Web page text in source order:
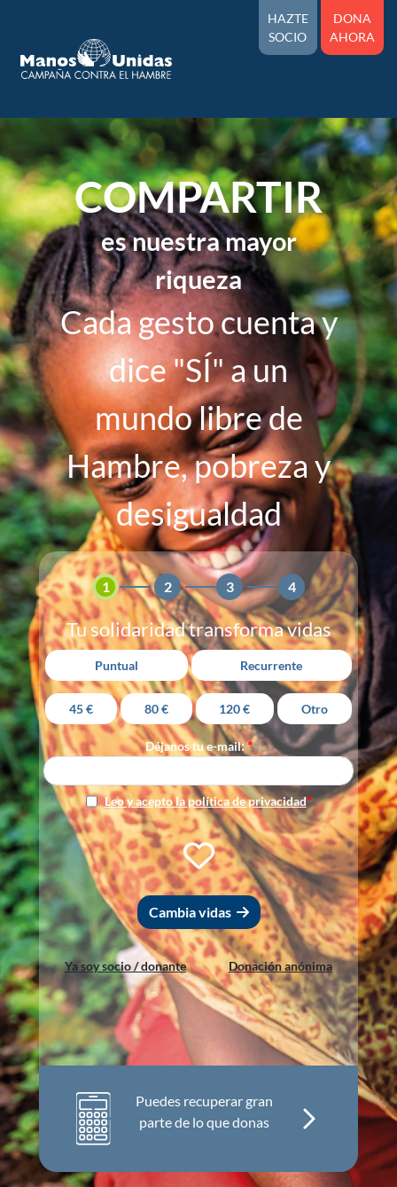
HAZTE
SOCIO
DONA
AHORA
COMPARTIR
es nuestra mayor
riqueza
Cada gesto cuenta y
dice "SÍ" a un
mundo libre de
Hambre, pobreza y
desigualdad
1 2 3 4
Tu solidaridad transforma vidas
Puntual Recurrente
45 € 80 € 120 € Otro
Déjanos tu e-mail:*
Leo y acepto la política de privacidad*
Cambia vidas
Ya soy socio / donante Donación anónima
Puedes recuperar gran
parte de lo que donas